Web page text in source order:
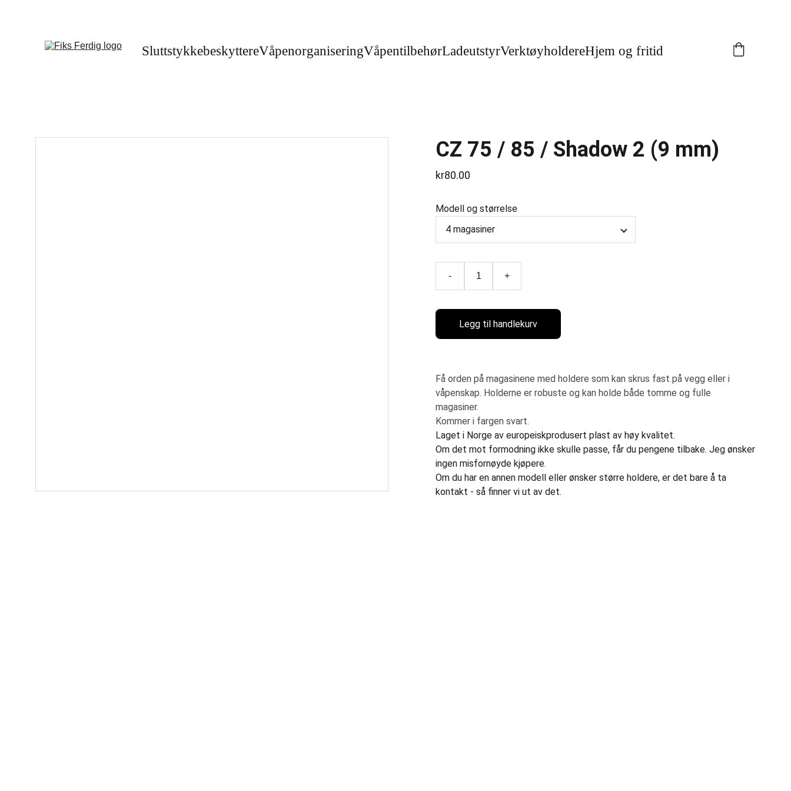
SluttstykkebeskyttereVåpenorganiseringVåpentilbehørLadeutstyrVerktøyholdereHjem og fritid
CZ 75 / 85 / Shadow 2 (9 mm)
kr80.00
Modell og størrelse
- +
Legg til handlekurv
Få orden på magasinene med holdere som kan skrus fast på vegg eller i
våpenskap. Holderne er robuste og kan holde både tomme og fulle
magasiner.
Kommer i fargen svart.
Laget i Norge av europeiskprodusert plast av høy kvalitet.
Om det mot formodning ikke skulle passe, får du pengene tilbake. Jeg ønsker
ingen misfornøyde kjøpere.
Om du har en annen modell eller ønsker større holdere, er det bare å ta
kontakt - så finner vi ut av det.